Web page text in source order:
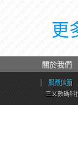
更
關於我們
服務信箱
三乂數碼科